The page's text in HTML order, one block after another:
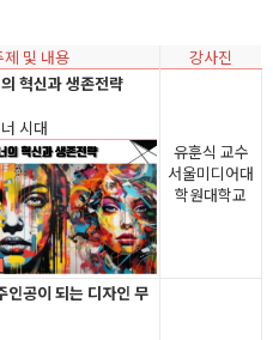
제 및 내용 강사진
혁신과 생존전략
시대
유훈식 교수
서울미디어대
학원대학교
인공이 되는 디자인 무